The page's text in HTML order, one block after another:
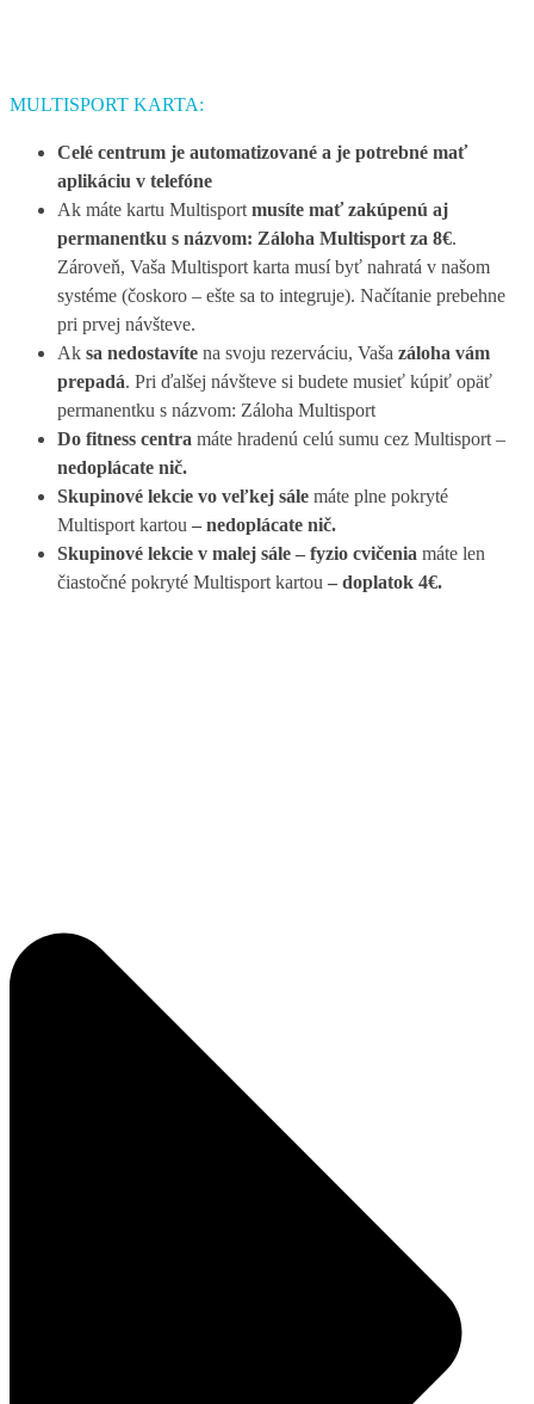
MULTISPORT KARTA:
Celé centrum je automatizované a je potrebné mať
aplikáciu v telefóne
Ak máte kartu Multisport musíte mať zakúpenú aj
permanentku s názvom: Záloha Multisport za 8€.
Zároveň, Vaša Multisport karta musí byť nahratá v našom
systéme (čoskoro – ešte sa to integruje). Načítanie prebehne
pri prvej návšteve.
Ak sa nedostavíte na svoju rezerváciu, Vaša záloha vám
prepadá. Pri ďalšej návšteve si budete musieť kúpiť opäť
permanentku s názvom: Záloha Multisport
Do fitness centra máte hradenú celú sumu cez Multisport –
nedoplácate nič.
Skupinové lekcie vo veľkej sále máte plne pokryté
Multisport kartou – nedoplácate nič.
Skupinové lekcie v malej sále – fyzio cvičenia máte len
čiastočné pokryté Multisport kartou – doplatok 4€.